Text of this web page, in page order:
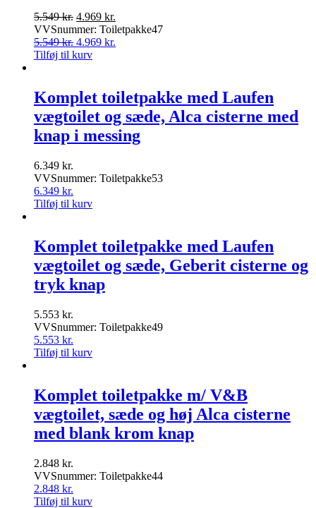
5.549kr. Den
oprindelige
pris
var:
4.969 kr.
aktuelle
VVSnummer: Toiletpakke47
5.549kr. Den
oprindelige
5.549 kr..
4.969 kr.
4.969 kr..
Tilføj til kurv
Komplet toiletpakke med Laufen
vægtoilet og sæde, Alca cisterne med
knap i messing
6.349 kr.
VVSnummer: Toiletpakke53
6.349 kr.
Tilføj til kurv
Komplet toiletpakke med Laufen
vægtoilet og sæde, Geberit cisterne og
tryk knap
5.553 kr.
VVSnummer: Toiletpakke49
5.553 kr.
Tilføj til kurv
Komplet toiletpakke m/ V&B
vægtoilet, sæde og høj Alca cisterne
med blank krom knap
2.848 kr.
VVSnummer: Toiletpakke44
2.848 kr.
Tilføj til kurv